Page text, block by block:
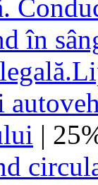
în
|